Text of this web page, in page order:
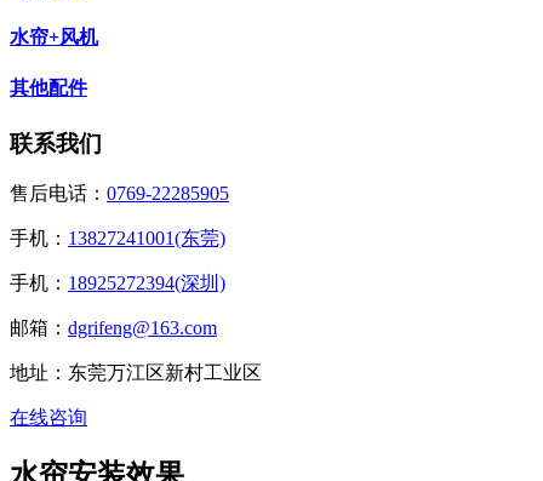
水帘+风机
其他配件
联系我们
售后电话： 0769-22285905
手机： 13827241001(东莞)
手机： 18925272394(深圳)
邮箱： dgrifeng@163.com
地址：东莞万江区新村工业区
在线咨询